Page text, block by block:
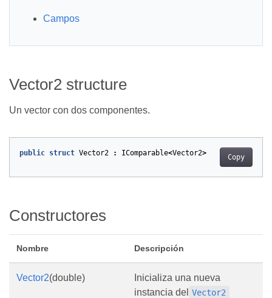
Campos
Vector2 structure
Un vector con dos componentes.
Copy
public struct Vector2 : IComparable<Vector2>
Constructores
Nombre Descripción
Vector2(double)
Inicializa una nueva
instancia del Vector2